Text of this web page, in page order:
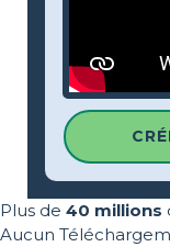
Plus de 40 millions
Aucun